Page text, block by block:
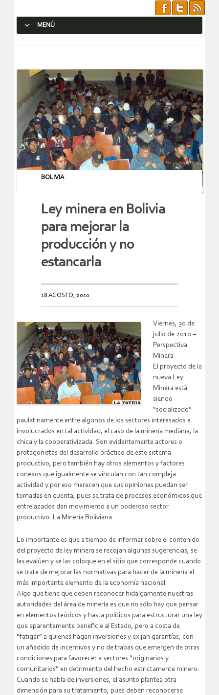
MENÚ
BOLIVIA
Ley minera en Bolivia
para mejorar la
producción y no
estancarla
18 AGOSTO, 2010
Viernes, 30 de
julio de 2010 –
Perspectiva
Minera
El proyecto de la
nueva Ley
Minera está
siendo
“socializado”
paulatinamente entre algunos de los sectores interesados e
involucrados en tal actividad, el caso de la minería mediana, la
chica y la cooperativizada. Son evidentemente actores o
protagonistas del desarrollo práctico de este sistema
productivo, pero también hay otros elementos y factores
conexos que igualmente se vinculan con tan compleja
actividad y por eso merecen que sus opiniones puedan ser
tomadas en cuenta, pues se trata de procesos económicos que
entrelazados dan movimiento a un poderoso sector
productivo: La Minería Boliviana.
Lo importante es que a tiempo de informar sobre el contenido
del proyecto de ley minera se recojan algunas sugerencias, se
las evalúen y se las coloque en el sitio que corresponde cuando
se trate de mejorar las normativas para hacer de la minería el
más importante elemento de la economía nacional.
Algo que tiene que deben reconocer hidalgamente nuestras
autoridades del área de minería es que no sólo hay que pensar
en elementos teóricos y hasta políticos para estructurar una ley
que aparentemente beneficie al Estado, pero a costa de
“fatigar” a quienes hagan inversiones y exijan garantías, con
un añadido de incentivos y no de trabas que emergen de otras
condiciones para favorecer a sectores “originarios y
comunitarios” en detrimento del hecho estrictamente minero.
Cuando se habla de inversiones, el asunto plantea otra
dimensión para su tratamiento, pues deben reconocerse